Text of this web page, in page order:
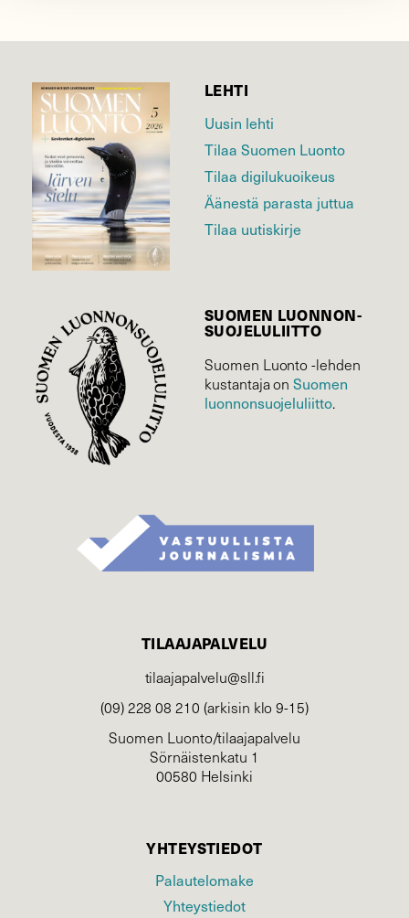
LEHTI
Uusin lehti
Tilaa Suomen Luonto
Tilaa digilukuoikeus
Äänestä parasta juttua
Tilaa uutiskirje
SUOMEN LUONNON­
SUOJELU­LIITTO
Suomen Luonto -lehden
kustantaja onSuomen
luonnonsuojelu­liitto.
TILAAJAPALVELU
tilaajapalvelu@sll.fi
(09) 228 08 210 (arkisin klo 9-15)
Suomen Luonto/tilaajapalvelu
Sörnäistenkatu 1
00580 Helsinki
YHTEYSTIEDOT
Palautelomake
Yhteystiedot